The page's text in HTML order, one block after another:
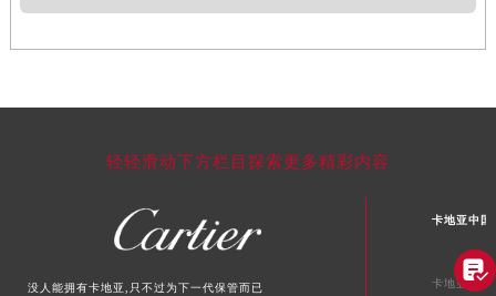
轻轻滑动下方栏目探索更多精彩内容
没人能拥有卡地亚,只不过为下一代保管而已
卡地亚中国
卡地亚北京
